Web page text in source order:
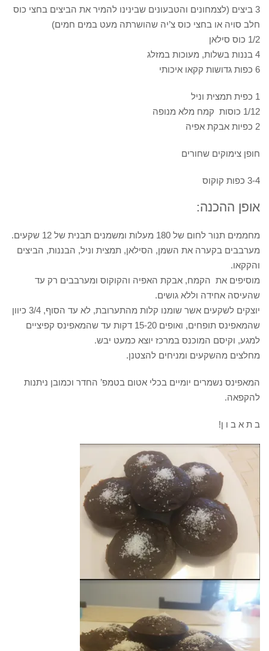
3 ביצים (לצמחונים והטבעונים שבינינו להמיר את הביצים בחצי כוס
חלב סויה או בחצי כוס צ’יה שהושרתה מעט במים חמים)
1/2 כוס סילאן
4 בננות בשלות, מעוכות במזלג
6 כפות גדושות קקאו איכותי
1 כפית תמצית וניל
1/12 כוסות קמח מלא מנופה
2 כפיות אבקת אפיה
חופן צימוקים שחורים
3-4 כפות קוקוס
אופן ההכנה:
מחממים תנור לחום של 180 מעלות ומשמנים תבנית של 12 שקעים.
מערבבים בקערה את השמן, הסילאן, תמצית וניל, הבננות, הביצים
והקקאו.
מוסיפים את הקמח, אבקת האפיה והקוקוס ומערבבים רק עד
שהעיסה אחידה וללא גושים.
יוצקים לשקעים אשר שומנו קלות מהתערובת, לא עד הסוף, 3/4 כיוון
שהמאפינס תופחים, ואופים 15-20 דקות עד שהמאפינס קפיציים
למגע, וקיסם המוכנס במרכז יוצא כמעט יבש.
מחלצים מהשקעים ומניחים להצטנן.
המאפינס נשמרים יומיים בכלי אטום בטמפ’ החדר וכמובן ניתנות
להקפאה.
ב ת א ב ו ן!